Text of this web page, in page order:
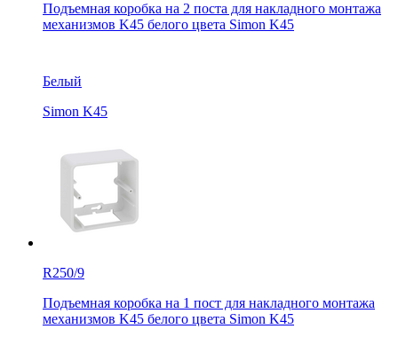
Подъемная коробка на 2 поста для накладного монтажа
механизмов K45 белого цвета Simon K45
Белый
Simon K45
R250/9
Подъемная коробка на 1 пост для накладного монтажа
механизмов K45 белого цвета Simon K45